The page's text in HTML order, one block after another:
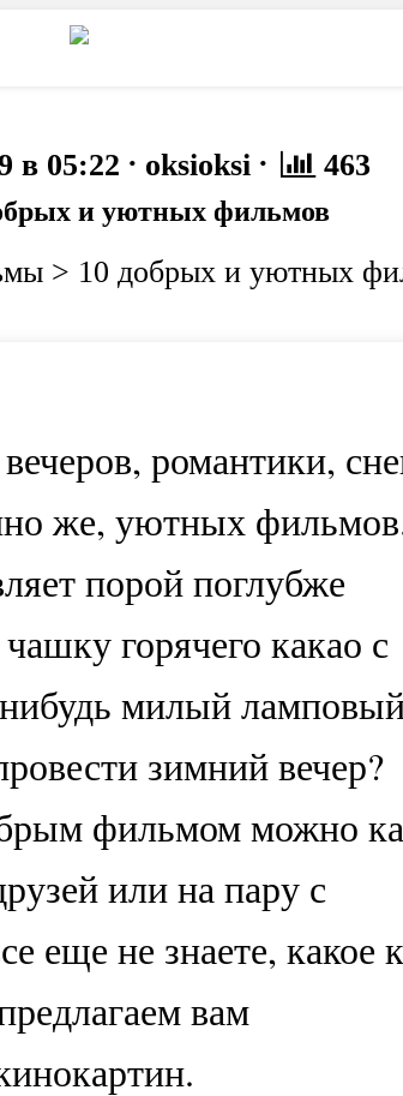
в 05:22 · oksioksi · 463
и уютных фильмов
> 10 добрых и уютных
романтики,
же, уютных
порой поглубже
горячего какао с
милый
зимний вечер?
фильмом можно
или на пару с
еще не знаете, какое
вам